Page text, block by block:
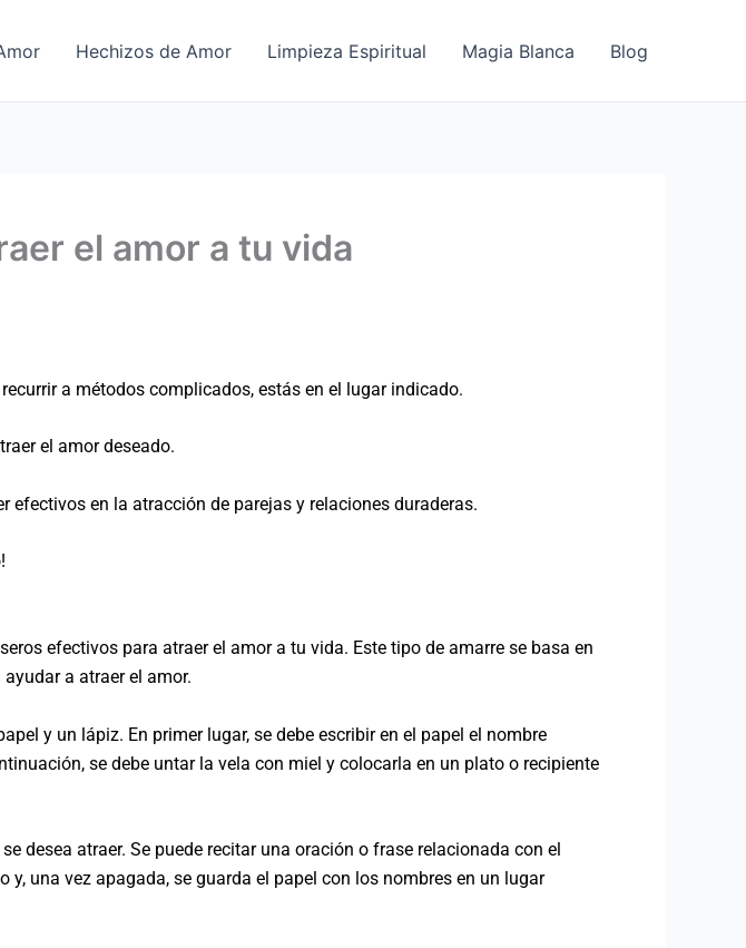
Hechizos de Amor Limpieza Espiritual Magia Blanca Blog
el amor a tu vida
a métodos complicados, estás en el lugar indicado.
el amor deseado.
en la atracción de parejas y relaciones duraderas.
efectivos para atraer el amor a tu vida. Este tipo de amarre se basa en
a atraer el amor.
y un lápiz. En primer lugar, se debe escribir en el papel el nombre
se debe untar la vela con miel y colocarla en un plato o recipiente
desea atraer. Se puede recitar una oración o frase relacionada con el
una vez apagada, se guarda el papel con los nombres en un lugar